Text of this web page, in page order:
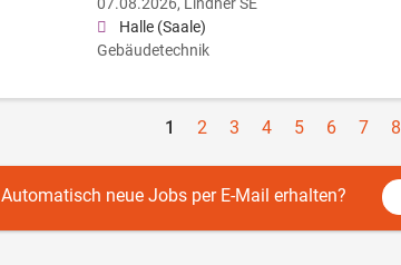
Halle (Saale)
Gebäudetechnik
1 2 3 4 5 6 7 8
Automatisch neue Jobs per E-Mail erhalten?